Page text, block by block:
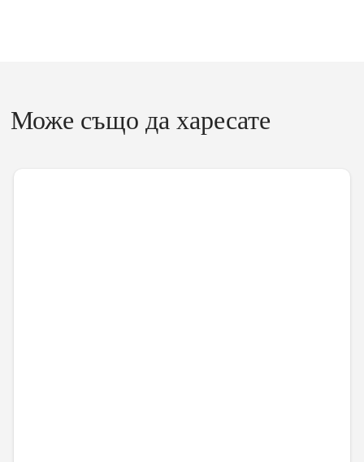
Може също да харесате